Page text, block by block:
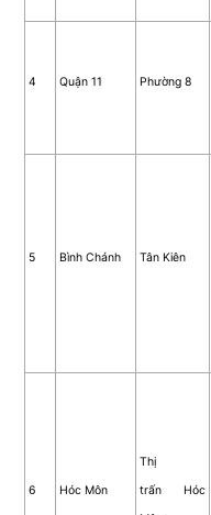
4 Quận 11 Phường 8
5 Bình Chánh Tân Kiên
6 Hóc Môn
Thị
trấn Hóc